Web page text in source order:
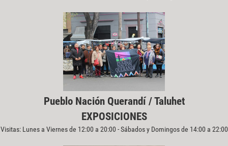
Pueblo Nación Querandí / Taluhet
EXPOSICIONES
Visitas: Lunes a Viernes de 12:00 a 20:00 - Sábados y Domingos de 14:00 a 22:00